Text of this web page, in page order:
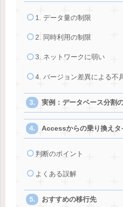
1. データ量の制限
2. 同時利用の制限
3. ネットワークに弱い
4. バージョン差異による不
実例：データベース分割
Accessからの乗り換えタ
判断のポイント
よくある誤解
おすすめの移行先